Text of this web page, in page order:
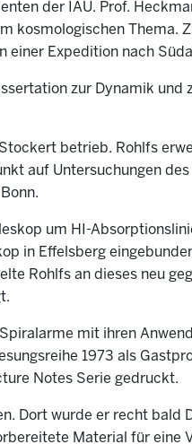
der IAU. Prof.
kosmologischen Thema.
einer Expedition nach
zur Dynamik und
betrieb. Rohlfs
auf Untersuchungen
um HI-
in Effelsberg
Rohlfs an dieses neu
mit ihren
1973 als
Notes Serie gedruckt.
Dort wurde er recht bald
Material für eine